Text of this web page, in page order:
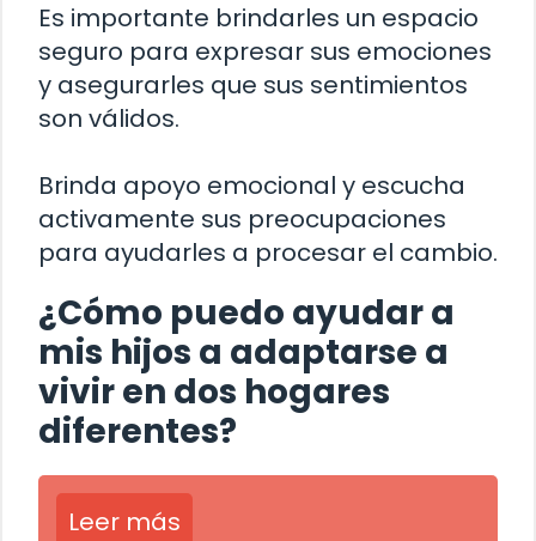
Es importante brindarles un espacio
seguro para expresar sus emociones
y asegurarles que sus sentimientos
son válidos.
Brinda apoyo emocional y escucha
activamente sus preocupaciones
para ayudarles a procesar el cambio.
¿Cómo puedo ayudar a
mis hijos a adaptarse a
vivir en dos hogares
diferentes?
Leer más